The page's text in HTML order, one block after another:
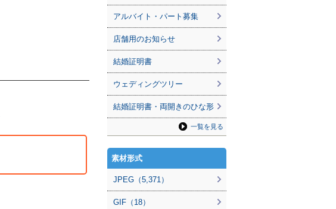
アルバイト・パート募集
店舗用のお知らせ
結婚証明書
ウェディングツリー
結婚証明書・両開きのひな形
一覧を見る
素材形式
JPEG（5,371）
GIF（18）